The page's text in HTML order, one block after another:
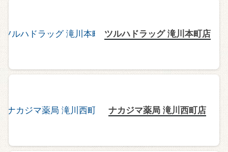
ツルハドラッグ 滝川本町店
ナカジマ薬局 滝川西町店